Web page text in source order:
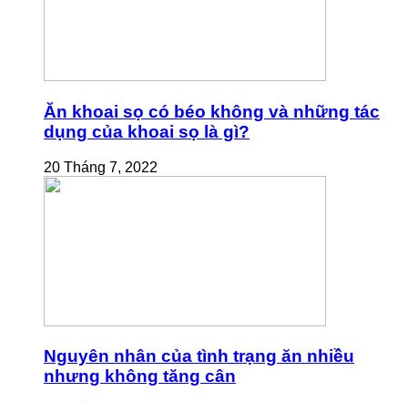
Ăn khoai sọ có béo không và những tác
dụng của khoai sọ là gì?
20 Tháng 7, 2022
Nguyên nhân của tình trạng ăn nhiều
nhưng không tăng cân